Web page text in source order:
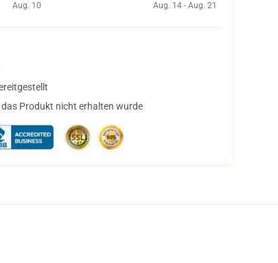
Aug. 10
Aug. 14 - Aug. 21
Produkt nicht erhalten wurde